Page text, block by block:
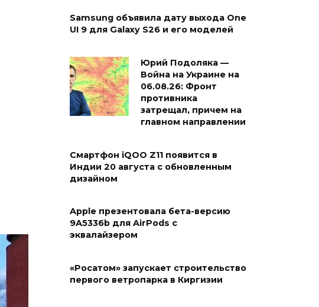
Samsung объявила дату выхода One
UI 9 для Galaxy S26 и его моделей
Юрий Подоляка —
Война на Украине на
06.08.26: Фронт
противника
затрещал, причем на
главном направлении
Смартфон iQOO Z11 появится в
Индии 20 августа с обновленным
дизайном
Apple презентовала бета-версию
9A5336b для AirPods с
эквалайзером
«Росатом» запускает строительство
первого ветропарка в Киргизии